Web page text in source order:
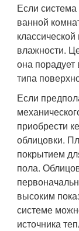
Если
ванной
влажности.
она порадует
типа
Если
приобрести
облицовки.
покрытием
пола.
высоким
системе
источника